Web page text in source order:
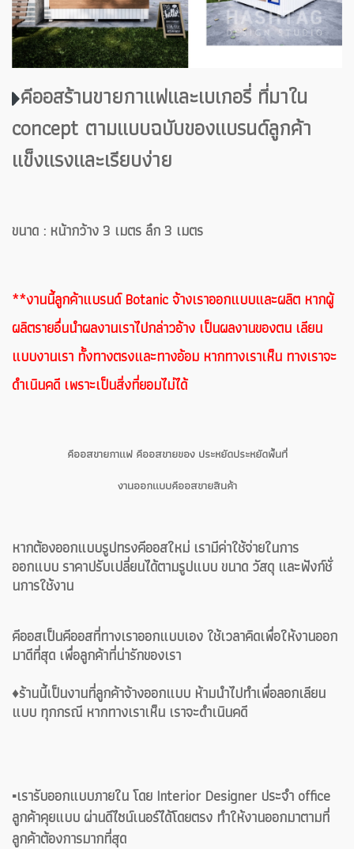
คีออสร้านขายกาแฟและเบเกอรี่ ที่มาใน
concept ตามแบบฉบับของแบรนด์ลูกค้า
แข็งแรงและเรียบง่าย
ขนาด : หน้ากว้าง 3 เมตร ลึก 3 เมตร
**งานนี้ลูกค้าแบรนด์ Botanic จ้างเราออกแบบและผลิต หากผู้
ผลิตรายอื่นนำผลงานเราไปกล่าวอ้าง เป็นผลงานของตน เลียน
แบบงานเรา ทั้งทางตรงและทางอ้อม หากทางเราเห็น ทางเราจะ
ดำเนินคดี เพราะเป็นสิ่งที่ยอมไม่ได้
คีออสขายกาแฟ คีออสขายของ ประหยัดประหยัดพื้นที่
งานออกแบบคีออสขายสินค้า
หากต้องออกแบบรูปทรงคีออสใหม่ เรามีค่าใช้จ่ายในการ
ออกแบบ ราคาปรับเปลี่ยนได้ตามรูปแบบ ขนาด วัสดุ และฟังก์ชั่
นการใช้งาน
คีออสเป็นคีออสที่ทางเราออกแบบเอง ใช้เวลาคิดเพื่อให้งานออก
มาดีที่สุด เพื่อลูกค้าที่น่ารักของเรา
♦️ร้านนี้เป็นงานที่ลูกค้าจ้างออกแบบ ห้ามนำไปทำเพื่อลอกเลียน
แบบ ทุกกรณี หากทางเราเห็น เราจะดำเนินคดี
▪️เรารับออกแบบภายใน โดย Interior Designer ประจำ office
ลูกค้าคุยแบบ ผ่านดีไซน์เนอร์ได้โดยตรง ทำให้งานออกมาตามที่
ลูกค้าต้องการมากที่สุด